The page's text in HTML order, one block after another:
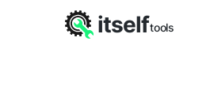
itselftools